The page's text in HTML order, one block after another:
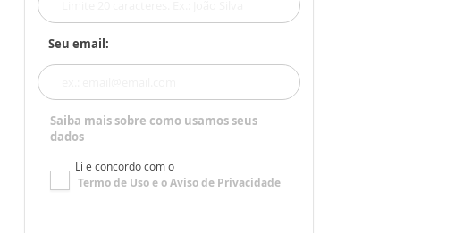
Seu email:
Saiba mais sobre como usamos seus
dados
Li e concordo com o
Termo de Usoe oAviso de Privacidade